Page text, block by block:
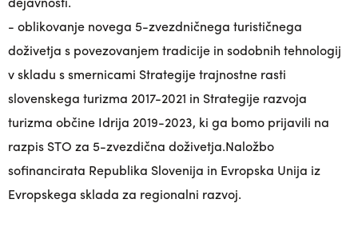
- oblikovanje novega 5-zvezdničnega turističnega
doživetja s povezovanjem tradicije in sodobnih tehnologij
v skladu s smernicami Strategije trajnostne rasti
slovenskega turizma 2017-2021 in Strategije razvoja
turizma občine Idrija 2019-2023, ki ga bomo prijavili na
razpis STO za 5-zvezdična doživetja.Naložbo
sofinancirata Republika Slovenija in Evropska Unija iz
Evropskega sklada za regionalni razvoj.